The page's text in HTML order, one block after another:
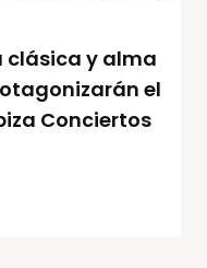
clásica y alma
el
Conciertos